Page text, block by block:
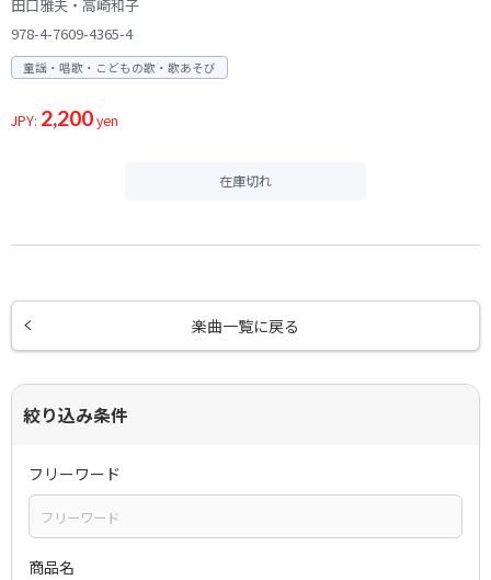
田口雅夫・高崎和子
978-4-7609-4365-4
童謡・唱歌・こどもの歌・歌あそび
JPY: 2,200yen
在庫切れ
楽曲一覧に戻る
絞り込み条件
フリーワード
商品名